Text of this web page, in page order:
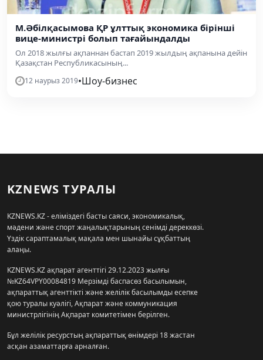
М.Әбілқасымова ҚР ұлттық экономика бірінші
вице-министрі болып тағайындалды
Ол 2018 жылғы ақпаннан бастап 2019 жылдың ақпанына дейін
Қазақстан Республикасының...
12 наурыз 2019•Шоу-бизнес
KZNEWS ТУРАЛЫ
KZNEWS.KZ - еліміздегі басты саяси, экономикалық,
мәдени және спорт жаңалықтарының сенімді дереккөзі.
Үздік сараптамалық мақала мен шынайы сұқбаттың
алаңы.
KZNEWS.KZ ақпарат агенттігі 29.12.2023 жылғы
№KZ64VPY00084819 Мерзімді баспасөз басылымын,
ақпараттық агенттікті және желілік басылымды есепке
қою туралы куәлігі, Ақпарат және коммуникация
министрлігінің Ақпарат комитетімен берілген.
Бұл желілік ресурстың ақпараттық өнімдері 18 жастан
асқан азаматтарға арналған.